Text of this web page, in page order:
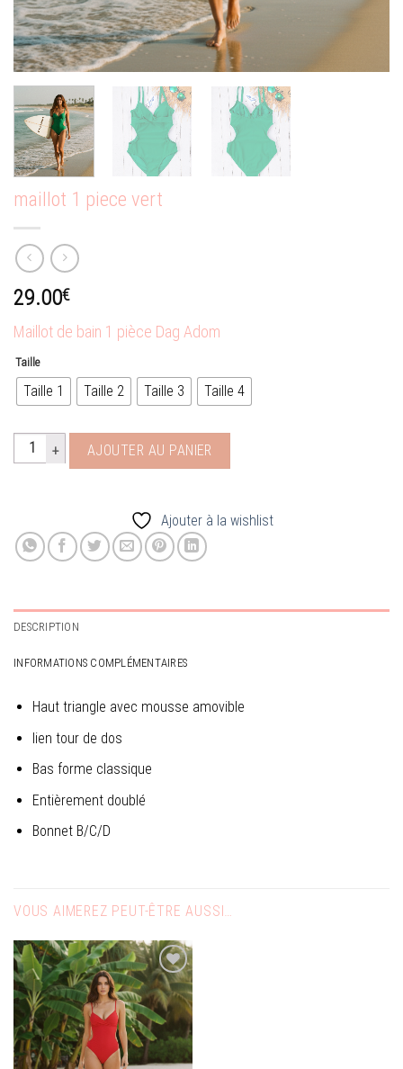
maillot 1 piece vert
29.00€
Maillot de bain 1 pièce Dag Adom
Taille
Taille 1 Taille 2 Taille 3 Taille 4
quantité de maillot 1 piece vert
AJOUTER AU PANIER
Ajouter à la wishlist
DESCRIPTION
INFORMATIONS COMPLÉMENTAIRES
Haut triangle avec mousse amovible
lien tour de dos
Bas forme classique
Entièrement doublé
Bonnet B/C/D
VOUS AIMEREZ PEUT-ÊTRE AUSSI…
Ajouter
à la
wishlist